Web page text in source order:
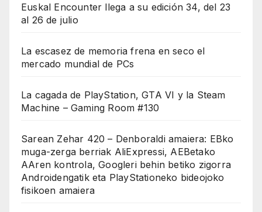
Euskal Encounter llega a su edición 34, del 23
al 26 de julio
La escasez de memoria frena en seco el
mercado mundial de PCs
La cagada de PlayStation, GTA VI y la Steam
Machine – Gaming Room #130
Sarean Zehar 420 – Denboraldi amaiera: EBko
muga-zerga berriak AliExpressi, AEBetako
AAren kontrola, Googleri behin betiko zigorra
Androidengatik eta PlayStationeko bideojoko
fisikoen amaiera